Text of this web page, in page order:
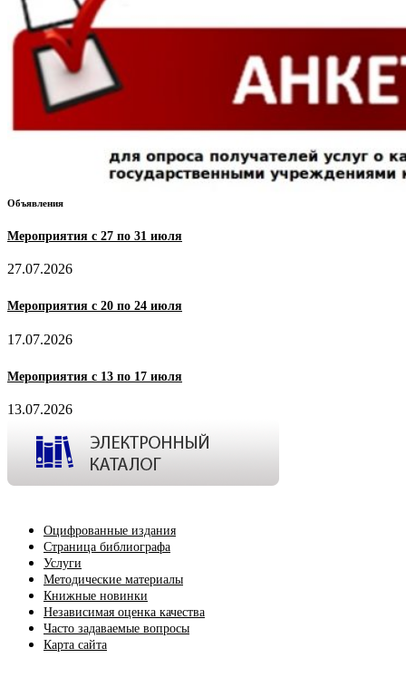
Объявления
Мероприятия с 27 по 31 июля
27.07.2026
Мероприятия с 20 по 24 июля
17.07.2026
Мероприятия с 13 по 17 июля
13.07.2026
Оцифрованные издания
Страница библиографа
Услуги
Методические материалы
Книжные новинки
Независимая оценка качества
Часто задаваемые вопросы
Карта сайта